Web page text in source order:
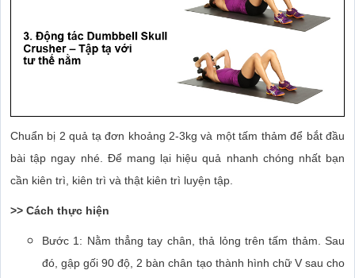
Chuẩn bị 2 quả tạ đơn khoảng 2-3kg và một tấm thảm để bắt đầu
bài tập ngay nhé. Để mang lại hiệu quả nhanh chóng nhất bạn
cần kiên trì, kiên trì và thật kiên trì luyện tập.
>> Cách thực hiện
Bước 1: Nằm thẳng tay chân, thả lỏng trên tấm thảm. Sau
đó, gập gối 90 độ, 2 bàn chân tạo thành hình chữ V sau cho